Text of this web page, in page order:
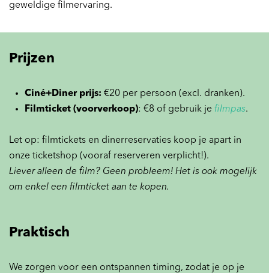
geweldige filmervaring.
Prijzen
Ciné+Diner prijs: €20 per persoon (excl. dranken).
Filmticket (voorverkoop): €8 of gebruik jefilmpas.
Let op: filmtickets en dinerreservaties koop je apart in
onze ticketshop (vooraf reserveren verplicht!).
Liever alleen de film? Geen probleem! Het is ook mogelijk
om enkel een filmticket aan te kopen.
Praktisch
We zorgen voor een ontspannen timing, zodat je op je